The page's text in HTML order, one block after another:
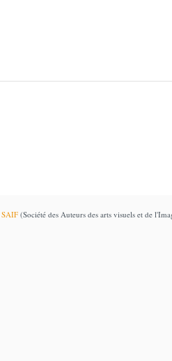
SAIF (Société des Auteurs des arts visuels et de